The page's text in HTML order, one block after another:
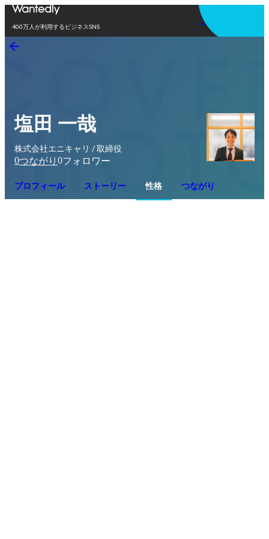
400万人が利用するビジネスSNS
アプリを使う
塩田 一哉
株式会社エニキャリ / 取締役
0つながり 0フォロワー
プロフィール ストーリー 性格 つながり